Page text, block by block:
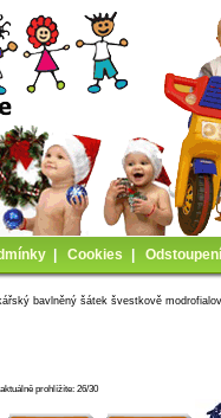
Cookies
bavlněný šátek švestkově
aktuálně prohlížíte: 26/30